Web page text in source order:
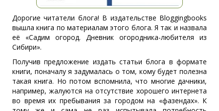
Дорогие читатели блога! В издательстве Bloggingbooks
вышла книга по материалам этого блога. Я так и назвала
её «Садим огород. Дневник огородника-любителя из
Сибири».
Получив предложение издать статьи блога в формате
книги, поначалу я задумалась о том, кому будет полезна
такая книга. Но потом вспомнила, что многие дачники,
например, жалуются на отсутствие хорошего интернета
во время их пребывания за городом на «фазендах». К